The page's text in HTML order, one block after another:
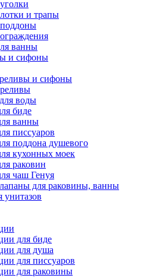
и трапы
ванны
и сифоны
и сифоны
воды
биде
ванны
писсуаров
поддона душевого
кухонных моек
раковин
чаш Генуя
для раковины, ванны
унитазов
для биде
для душа
для писсуаров
для раковины